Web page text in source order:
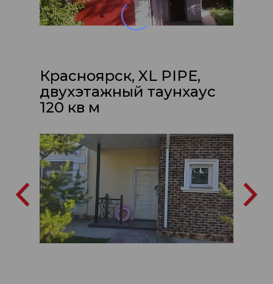
Красноярск, XL PIPE,
двухэтажный таунхаус
120 кв м